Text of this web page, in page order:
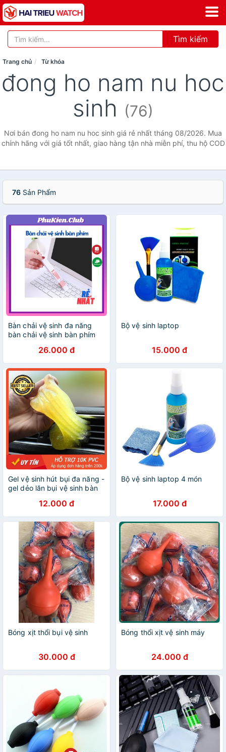
Tìm kiếm
Trang chủ Từ khóa
đong ho nam nu hoc
sinh (76)
Nơi bán đong ho nam nu hoc sinh giá rẻ nhất tháng 08/2026. Mua
chính hãng với giá tốt nhất, giao hàng tận nhà miễn phí, thu hộ COD
76 Sản Phẩm
Bàn chải vệ sinh đa năng
bàn chải vệ sinh bàn phím
26.000 đ
Bộ vệ sinh laptop
15.000 đ
Gel vệ sinh hút bụi đa năng -
gel dẻo lăn bụi vệ sinh bàn
phím máy tính12.000 đ
Bộ vệ sinh laptop 4 món
17.000 đ
Bóng xịt thổi bụi vệ sinh
30.000 đ
Bóng thổi xịt vệ sinh máy
24.000 đ